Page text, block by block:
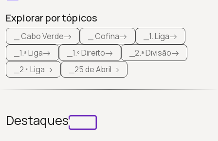
Explorar por tópicos
_ Cabo Verde _ Cofina
_1. Liga
_1.ª Liga
_1.º Direito
_2.ª Divisão
_2.ª Liga
_25 de Abril
Destaques